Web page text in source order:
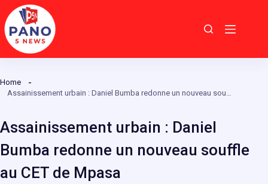
Passer
au
contenu
Home
Assainissement urbain : Daniel Bumba redonne un nouveau souffle au CET de Mpasa
Assainissement urbain : Daniel
Bumba redonne un nouveau souffle
au CET de Mpasa